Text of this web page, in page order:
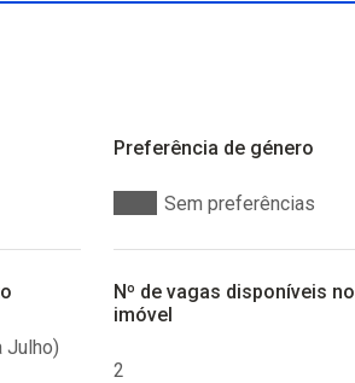
Preferência de género
Sem preferências
Julho)
Nº de vagas disponíveis no
imóvel
2